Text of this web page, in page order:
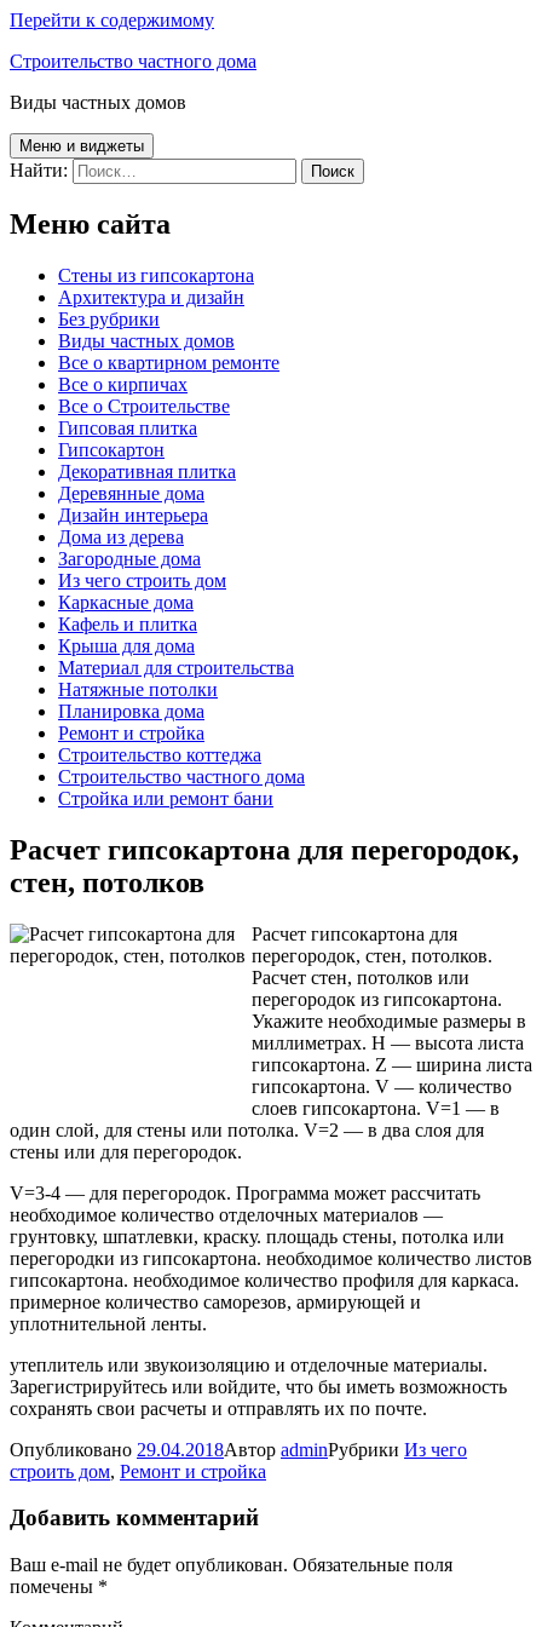
Перейти к содержимому
Строительство частного дома
Виды частных домов
Меню и виджеты
Найти:
Меню сайта
Cтены из гипсокартона
Архитектура и дизайн
Без рубрики
Виды частных домов
Все о квартирном ремонте
Все о кирпичах
Все о Строительстве
Гипсовая плитка
Гипсокартон
Декоративная плитка
Деревянные дома
Дизайн интерьера
Дома из дерева
Загородные дома
Из чего строить дом
Каркасные дома
Кафель и плитка
Крыша для дома
Материал для строительства
Натяжные потолки
Планировка дома
Ремонт и стройка
Строительство коттеджа
Строительство частного дома
Стройка или ремонт бани
Расчет гипсокартона для перегородок,
стен, потолков
Расчет гипсокартона для
перегородок, стен, потолков.
Расчет стен, потолков или
перегородок из гипсокартона.
Укажите необходимые размеры в
миллиметрах. H — высота листа
гипсокартона. Z — ширина листа
гипсокартона. V — количество
слоев гипсокартона. V=1 — в
один слой, для стены или потолка. V=2 — в два слоя для
стены или для перегородок.
V=3-4 — для перегородок. Программа может рассчитать
необходимое количество отделочных материалов —
грунтовку, шпатлевки, краску. площадь стены, потолка или
перегородки из гипсокартона. необходимое количество листов
гипсокартона. необходимое количество профиля для каркаса.
примерное количество саморезов, армирующей и
уплотнительной ленты.
утеплитель или звукоизоляцию и отделочные материалы.
Зарегистрируйтесь или войдите, что бы иметь возможность
сохранять свои расчеты и отправлять их по почте.
Опубликовано 29.04.2018Автор adminРубрики Из чего
строить дом, Ремонт и стройка
Добавить комментарий
Ваш e-mail не будет опубликован. Обязательные поля
помечены *